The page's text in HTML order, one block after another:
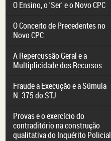
O Ensino, o 'Ser' e o Novo CPC
O Conceito de Precedentes no
Novo CPC
A Repercussão Geral e a
Multiplicidade dos Recursos
Fraude a Execução e a Súmula
N. 375 do STJ
Provas e o exercício do
contraditório na construção
qualitativa do Inquérito Policial